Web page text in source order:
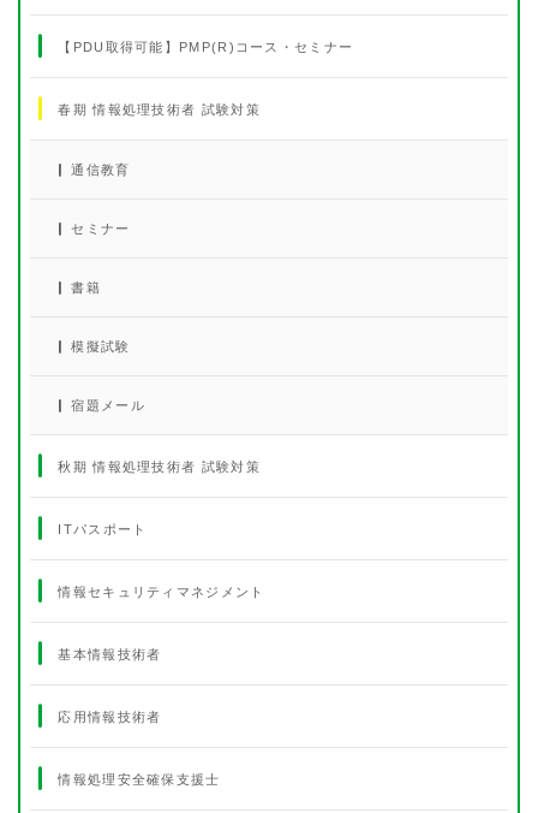
【PDU取得可能】PMP(R)コース・セミナー
春期 情報処理技術者 試験対策
通信教育
セミナー
書籍
模擬試験
宿題メール
秋期 情報処理技術者 試験対策
ITパスポート
情報セキュリティマネジメント
基本情報技術者
応用情報技術者
情報処理安全確保支援士